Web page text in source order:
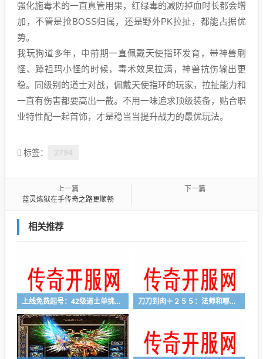
强化施毒术的一直真管用果，红绿毒的减防掉血时长都会增
加，不管是抢BOSS归属，还是野外PK拉扯，都能占据优
势。
我玩狗道多年，中前期一直佩戴天使指环发育，带神兽刷
怪、蹲祖玛小怪的时候，毒术效果拉满，神兽抗伤输出更
稳。同级别的道士对战，佩戴天使指环的玩家，拉扯能力和
一直有伤害都要高出一截。不用一味追求顶级装备，贴合职
业特性配一起首饰，才是稳当当提升战力的最优玩法。
标签：
上一篇
蓝灵炼狱在手传奇之路更顺畅
下一篇
相关推荐
上线免费起号：42级道士单挑教主之装备篇 刀刀到肉＋２５５：法师和哪个职业打怪最给力